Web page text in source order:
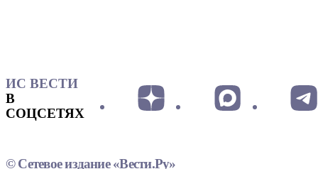
ИС ВЕСТИ
В
СОЦСЕТЯХ
© Сетевое издание «Вести.Ру»